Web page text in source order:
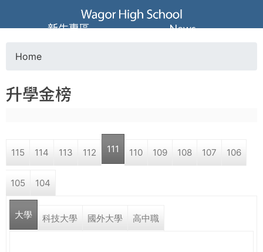
Jump to navigation
葳
格
高
學
o
a
r
e
Home
升學金榜
115 114 113 112 111 110 109 108 107 106
105 104
大學 科技大學 國外大學 高中職
新生專區 News